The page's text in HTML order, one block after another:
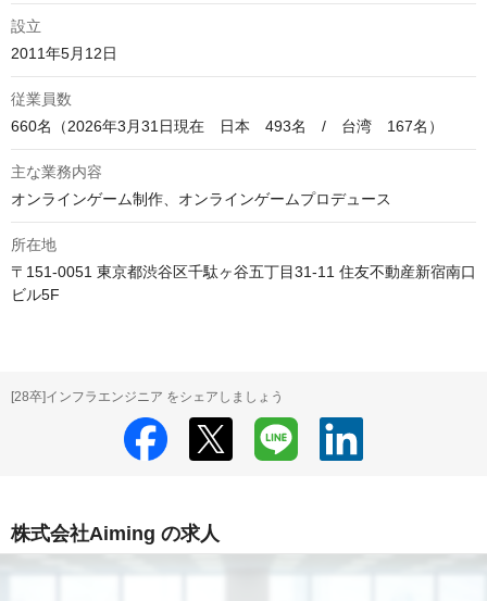
設立
2011年5月12日
従業員数
660名（2026年3月31日現在　日本　493名　/　台湾　167名）
主な業務内容
オンラインゲーム制作、オンラインゲームプロデュース
所在地
〒151-0051 東京都渋谷区千駄ヶ谷五丁目31-11 住友不動産新宿南口
ビル5F
[28卒]インフラエンジニア をシェアしましょう
株式会社Aiming の求人